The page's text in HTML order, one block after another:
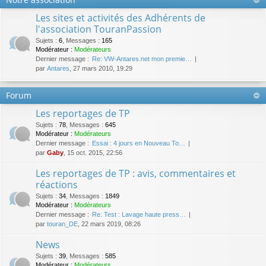
Les sites et activités des Adhérents de
l'association TouranPassion
Sujets : 6 Messages : 165
Modérateur : Modérateurs
Dernier message : Re: VW-Antares.net mon premie…
par Antares , 27 mars 2010, 19:29
Forum
Les reportages de TP
Sujets : 78 Messages : 645
Modérateur : Modérateurs
Dernier message : Essai : 4 jours en Nouveau To…
par Gaby , 15 oct. 2015, 22:56
Les reportages de TP : avis, commentaires et
réactions
Sujets : 34 Messages : 1849
Modérateur : Modérateurs
Dernier message : Re: Test : Lavage haute press…
par touran_DE , 22 mars 2019, 08:26
News
Sujets : 39 Messages : 585